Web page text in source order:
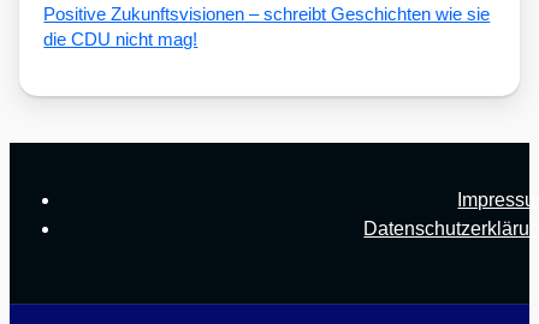
Posi­ti­ve Zukunfts­vi­sio­nen – schreibt Geschich­ten wie sie
die CDU nicht mag!